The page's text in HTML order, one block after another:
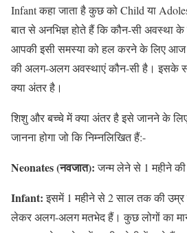
Infant कहा जाता है कुछ को Child या
बात से अनभिज्ञ होते हैं कि कौन-सी अवस्था के
आपकी इसी समस्या को हल करने के लिए आज
की अलग-अलग अवस्थाएं कौन-सी है। इसके
क्या अंतर है।
शिशु और बच्चे में क्या अंतर है इसे जानने के
जानना होगा जो कि निम्नलिखित हैं:-
Neonates (नवजात):जन्म लेने से 1 महीने
Infant:इसमें 1 महीने से 2 साल तक की
लेकर अलग-अलग मतभेद हैं। कुछ लोगों का